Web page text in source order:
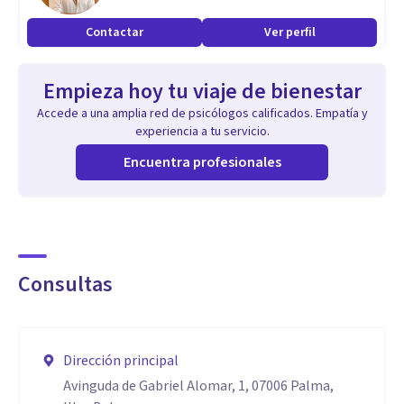
Contactar Ver perfil
Empieza hoy tu viaje de bienestar
Accede a una amplia red de psicólogos calificados. Empatía y
experiencia a tu servicio.
Encuentra profesionales
Consultas
Dirección principal
Avinguda de Gabriel Alomar, 1, 07006 Palma,